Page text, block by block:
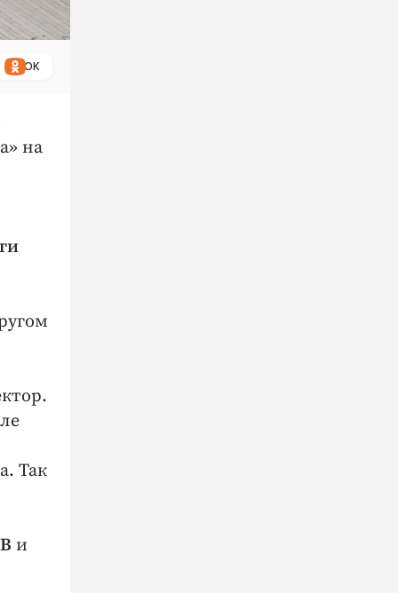
ОК
на
Так
и